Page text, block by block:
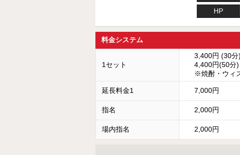
HP
料金システム
1セット
3,400円 (30分)
4,400円(50分)
※焼酎・ウィ
延長料金1 7,000円
指名 2,000円
場内指名 2,000円